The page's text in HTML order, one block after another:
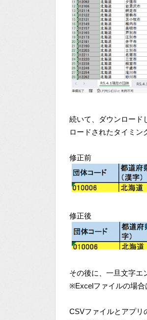
続いて、ダウンロード
ロードされたタイミン
修正前
修正後
その後に、一旦文字エ
※Excelファイルの場合
CSVファイルとアプリ